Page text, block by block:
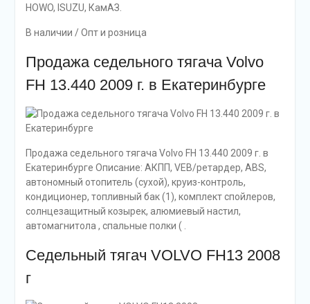
HOWO, ISUZU, КамАЗ.
В наличии / Опт и розница
Продажа седельного тягача Volvo
FH 13.440 2009 г. в Екатеринбурге
Продажа седельного тягача Volvo FH 13.440 2009 г. в
Екатеринбурге Описание: АКПП, VEB/ретардер, ABS,
автономный отопитель (сухой), круиз-контроль,
кондиционер, топливный бак (1), комплект спойлеров,
солнцезащитный козырек, алюмиевый настил,
автомагнитола , спальные полки ( .
Седельный тягач VOLVO FH13 2008
г